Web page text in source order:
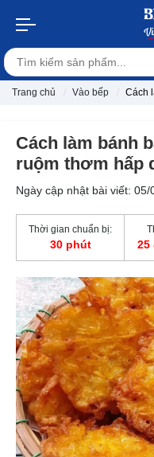
Trang chủ Vào bếp Cách
Cách làm bánh
ruộm thơm hấp
Ngày cập nhật bài viết: 05/
Thời gian chuẩn bị:
30 phút 25